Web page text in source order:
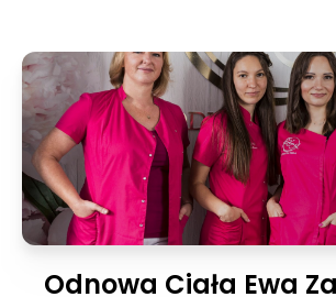
Odnowa Ciała Ewa